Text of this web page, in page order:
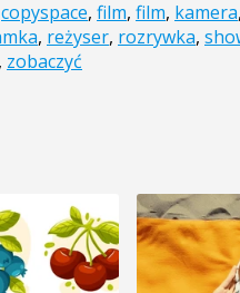
copyspace, film, film, kamera,
, reżyser, rozrywka,
, zobaczyć